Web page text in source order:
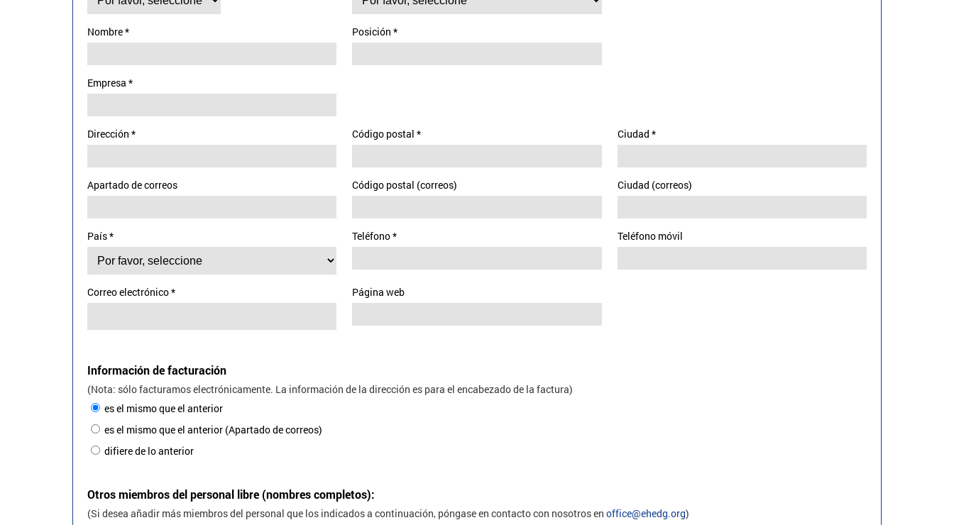
Nombre* Posición*
Empresa *
Dirección * Código postal* Ciudad *
Apartado de correos Código postal (correos) Ciudad (correos)
País* Teléfono* Teléfono móvil
Correo electrónico*
Mail
Página web
Información de facturación
(Nota: sólo facturamos electrónicamente. La información de la dirección es para el encabezado de la factura)
es el mismo que el anterior
es el mismo que el anterior (Apartado de correos)
difiere de lo anterior
Otros miembros del personal libre (nombres completos):
(Si desea añadir más miembros del personal que los indicados a continuación, póngase en contacto con nosotros en office@ehedg.org)